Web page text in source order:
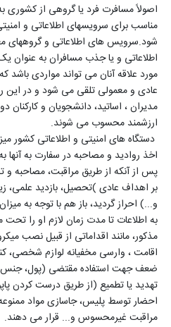
اصولاً مسافرت فرد یا گروهی از
مناسب برای سرویسهای اطلاعاتی و
شود.سرویس های اطلاعاتی و گروههای
اطلاعاتی و یا جذب مسافران به عنوان
مورد علاقه آنان می تواند مواردی باشد
عادی و معمولی تلقی می شود و در این
مدیران ، اساتید، دانشجویان و
ارزشمند محسوب می شوند.
دستگاه های امنیتی و اطلاعاتی کشور
اخذ روادید و مصاحبه در سفارت به
پس از آنکه از طریق مراقبت، مصاحبه
بر اهداف عادی (تحصیل، بازدید
و...) احراز گردید، باز هم با توجه
به اطلاعات تا مدت زمان لازم او را
مذکور، مانند اقداماتی از قبیل نصب
اقامت ، وارسی مخفیانه لوازم شخصی،
ضعف جهت استفاده مقتضی (پول، جنس
تهدید یا تطمیع (از طریق درست کردن
احضار توسط پلیس، جاسازی مواد
مراقبت غیرمحسوس و... قرار می دهند.